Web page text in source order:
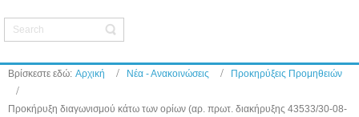
Βρίσκεστε εδώ: Αρχική Νέα - Ανακοινώσεις Προκηρύξεις Προμηθειών
Προκήρυξη διαγωνισμού κάτω των ορίων (αρ. πρωτ. διακήρυξης 43533/30-08-